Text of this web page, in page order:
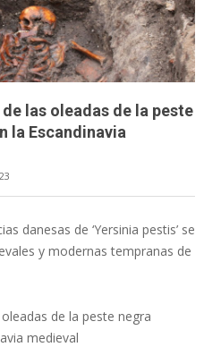
las oleadas de la peste
la Escandinavia
danesas de ‘Yersinia pestis’ se
y modernas tempranas de
de la peste negra
medieval